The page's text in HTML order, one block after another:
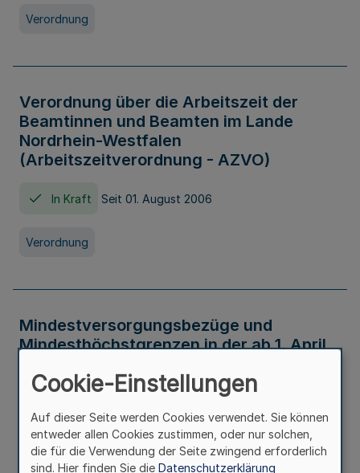
Verordnung
Verordnung über die Arbeitszeit der
Beamtinnen und Beamten im Lande
Nordrhein-Westfalen
(Arbeitszeitverordnung - AZVO)
In Kraft Seit 01. August 2006
Verordnung
Mindestversorgungsbezüge und
Mindesthöchstgrenzen in der ab 1. April
Verwaltungsvorschrift
Cookie-Einstellungen
Auf dieser Seite werden Cookies verwendet. Sie können
entweder allen Cookies zustimmen, oder nur solchen,
die für die Verwendung der Seite zwingend erforderlich
sind. Hier finden Sie die Datenschutzerklärung